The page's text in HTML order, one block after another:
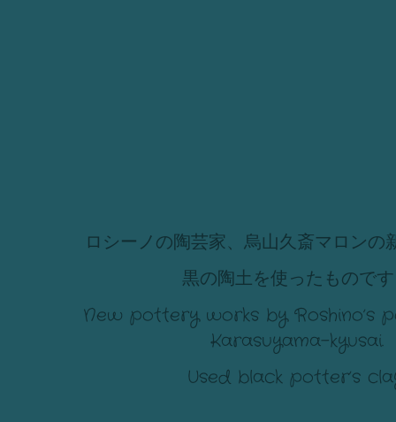
ロシーノの陶芸家、烏山久斎マロンの
黒の陶土を使ったもので
New pottery works by Roshino’s
Karasuyama-kyusai.
Used black potter’s